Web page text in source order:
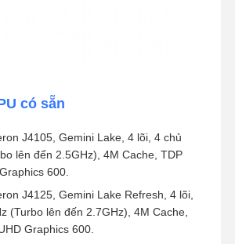
có sẵn
J4105, Gemini Lake, 4 lõi, 4 chủ
lên đến 2.5GHz), 4M Cache, TDP
600.
J4125, Gemini Lake Refresh, 4 lõi,
(Turbo lên đến 2.7GHz), 4M Cache,
Graphics 600.